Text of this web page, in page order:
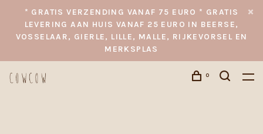
* GRATIS VERZENDING VANAF 75 EURO * GRATIS
LEVERING AAN HUIS VANAF 25 EURO IN BEERSE,
VOSSELAAR, GIERLE, LILLE, MALLE, RIJKEVORSEL EN
MERKSPLAS
0